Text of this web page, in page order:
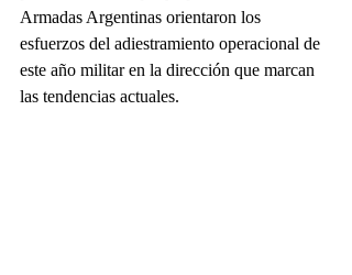
Armadas Argentinas orientaron los
esfuerzos del adiestramiento operacional de
este año militar en la dirección que marcan
las tendencias actuales.